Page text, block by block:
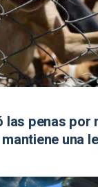
las penas por
una